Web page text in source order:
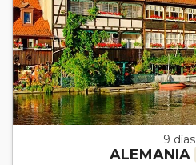
9 días
ALEMANIA